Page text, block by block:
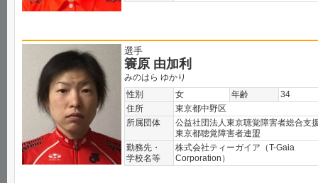
選手
簑原 由加利
みのはら ゆかり
性別
女 年齢
34
住所
東京都中野区
所属団体
公益社団法人東京聴覚障害者総合支
東京都聴覚障害者連盟
勤務先・
学校名等
株式会社ティーガイア（T-Gaia
Corporation）